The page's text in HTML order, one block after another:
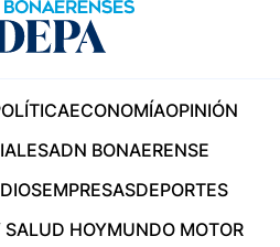
ECONOMÍAOPINIÓN
ADN BONAERENSE
EMPRESASDEPORTES
SALUD HOYMUNDO MOTOR